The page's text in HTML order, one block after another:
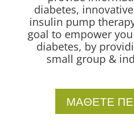
diabetes,
insulin pump
goal to empower
diabetes, by
small group &
ΜΑΘΕΤΕ